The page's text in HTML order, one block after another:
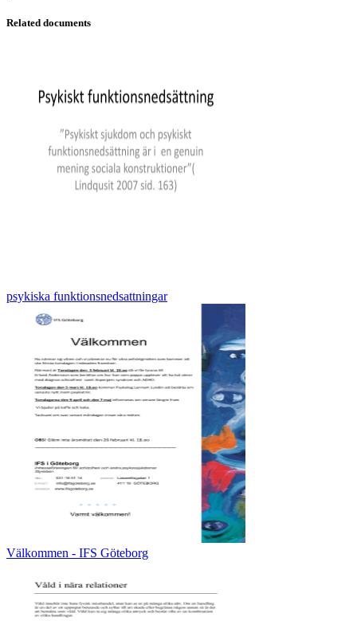
Related documents
psykiska funktionsnedsattningar
Välkommen - IFS Göteborg